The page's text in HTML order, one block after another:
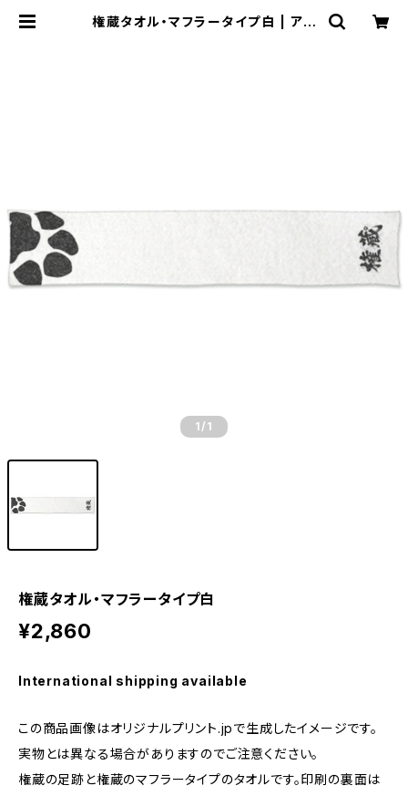
権蔵タオル・マフラータイプ白 | アド
1 /1
権蔵タオル・マフラータイプ白
¥2,860
International shipping available
この商品画像はオリジナルプリント.jpで生成したイメージです。
実物とは異なる場合がありますのでご注意ください。
権蔵の足跡と権蔵のマフラータイプのタオルです。印刷の裏面は